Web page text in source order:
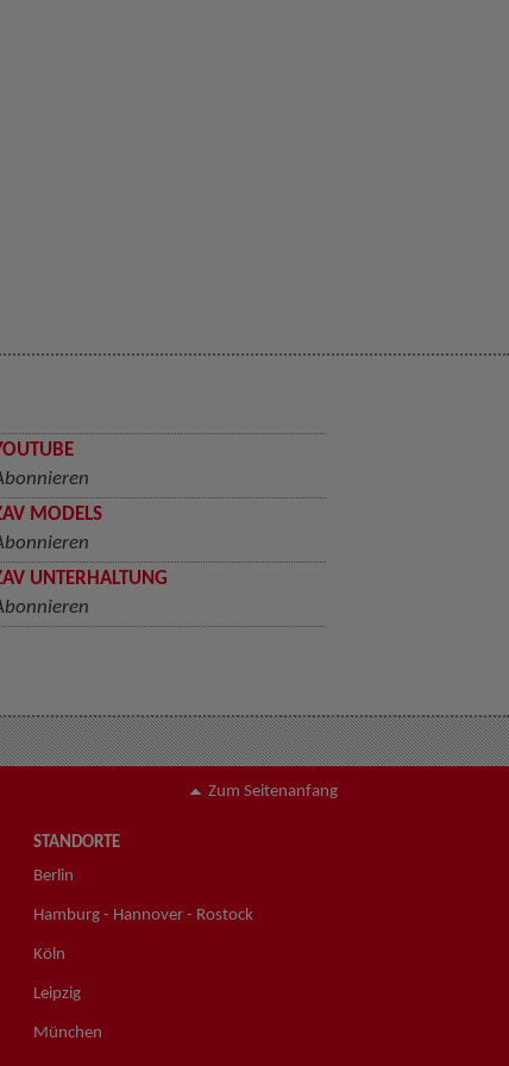
MODELS
UNTERHALTUNG
Zum Seitenanfang
STANDORTE
Berlin
Hamburg - Hannover - Rostock
Köln
Leipzig
München